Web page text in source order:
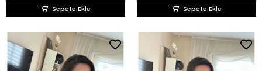
Sepete Ekle Sepete Ekle